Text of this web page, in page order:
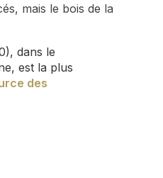
mais le bois de la
dans le
est la plus
des